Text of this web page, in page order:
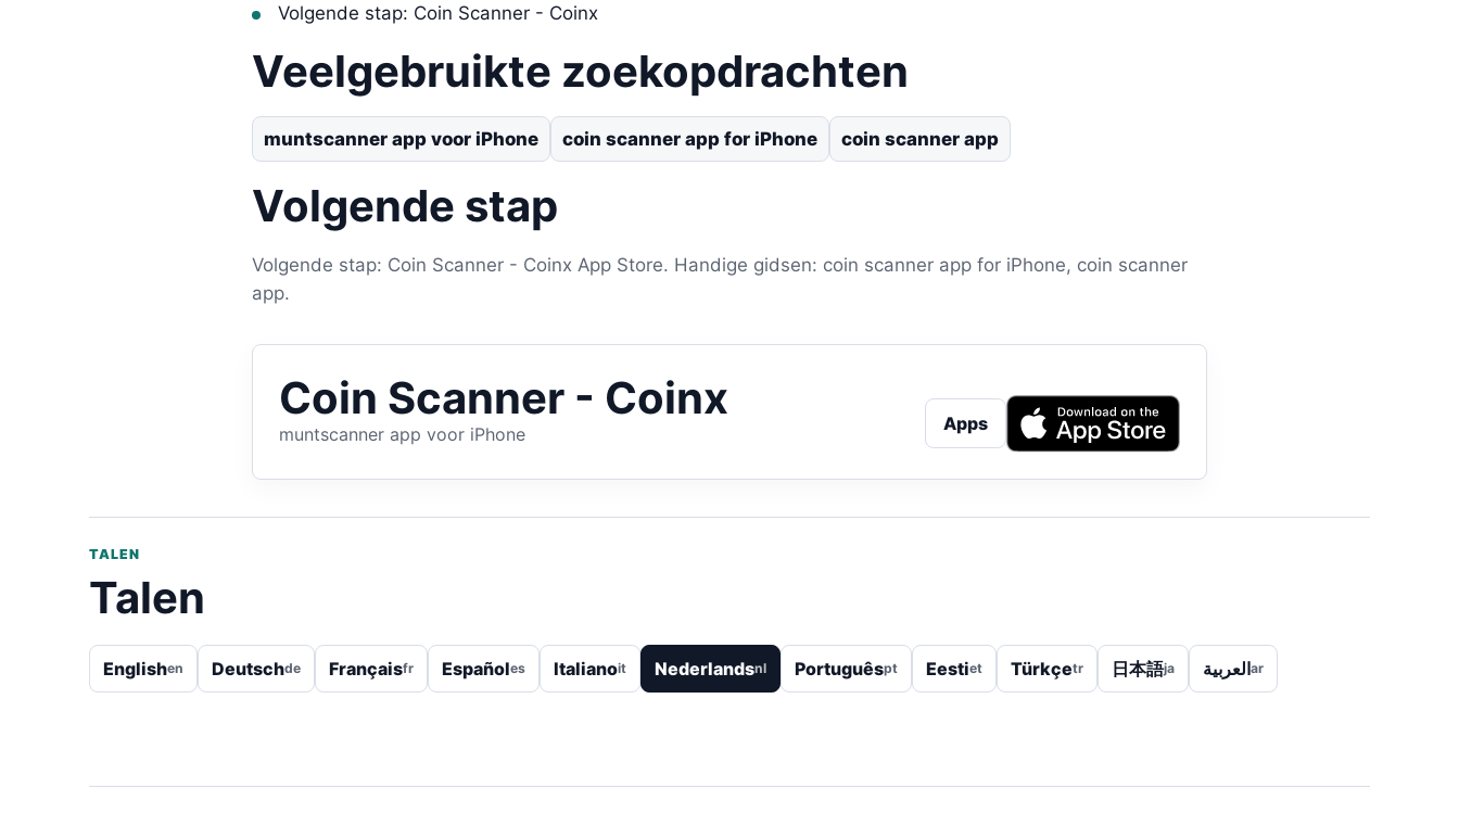
Volgende stap: Coin Scanner - Coinx
Veelgebruikte zoekopdrachten
muntscanner app voor iPhone coin scanner app for iPhone coin scanner app
Volgende stap
Volgende stap: Coin Scanner - Coinx App Store. Handige gidsen: coin scanner app for iPhone, coin scanner
app.
Coin Scanner - Coinx
muntscanner app voor iPhone Apps
TALEN
Talen
Englishen Deutschde Françaisfr Españoles Italianoit Nederlandsnl Portuguêspt Eestiet Türkçetr 日本語ja العربيةar